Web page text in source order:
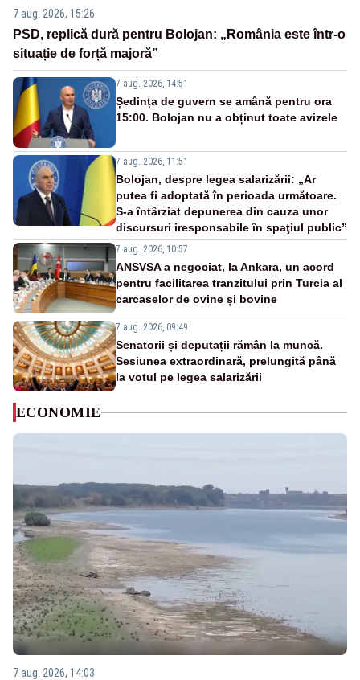
7 aug. 2026, 15:26
PSD, replică dură pentru Bolojan: „România este într-o
situație de forță majoră”
7 aug. 2026, 14:51
Ședința de guvern se amână pentru ora
15:00. Bolojan nu a obținut toate avizele
7 aug. 2026, 11:51
Bolojan, despre legea salarizării: „Ar
putea fi adoptată în perioada următoare.
S-a întârziat depunerea din cauza unor
discursuri iresponsabile în spaţiul public”
7 aug. 2026, 10:57
ANSVSA a negociat, la Ankara, un acord
pentru facilitarea tranzitului prin Turcia al
carcaselor de ovine și bovine
7 aug. 2026, 09:49
Senatorii și deputații rămân la muncă.
Sesiunea extraordinară, prelungită până
la votul pe legea salarizării
ECONOMIE
7 aug. 2026, 14:03